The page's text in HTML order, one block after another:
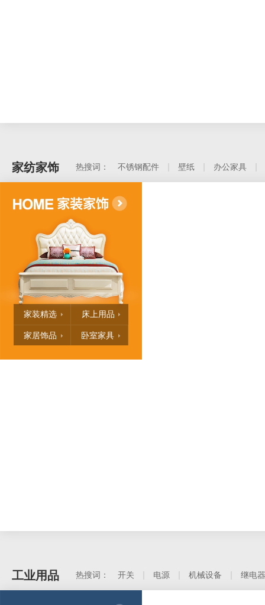
家纺家饰 热搜词： 不锈钢配件 壁纸 办公家具
家装精选 床上用品
家居饰品 卧室家具
工业用品 热搜词： 开关 电源 机械设备 继电器